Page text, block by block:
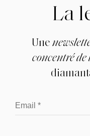
La
Une
concentré de